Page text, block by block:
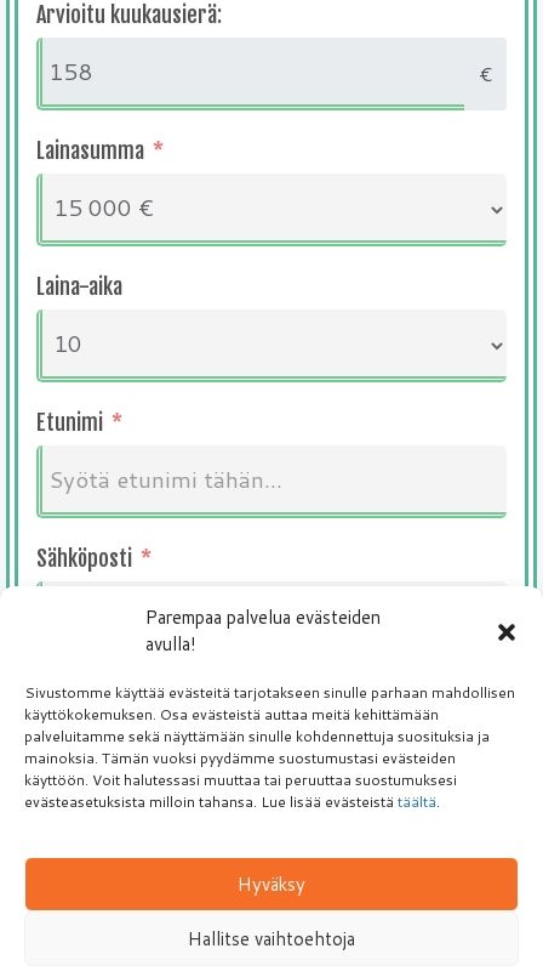
Parempaa palvelua evästeiden
avulla!
Sivustomme käyttää evästeitä tarjotakseen sinulle parhaan mahdollisen
käyttökokemuksen. Osa evästeistä auttaa meitä kehittämään
palveluitamme sekä näyttämään sinulle kohdennettuja suosituksia ja
mainoksia. Tämän vuoksi pyydämme suostumustasi evästeiden
käyttöön. Voit halutessasi muuttaa tai peruuttaa suostumuksesi
evästeasetuksista milloin tahansa. Lue lisää evästeistä täältä.
Hyväksy
Hallitse vaihtoehtoja
Arvioitu kuukausierä:
€
Lainasumma
Laina-aika
Etunimi
Sähköposti
Puhelinnumero
F
i
n
+
yhteydessä sähköpostitse. Lähetämme sinulle
lainatarjouksia sähköpostitse. Voit halutessasi peruuttaa
viestit yhdellä napautuksella.Lisätietoja tästä.